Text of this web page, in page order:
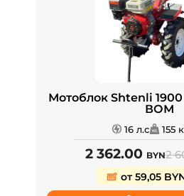
Мотоблок Shtenli 1900
ВОМ
16 л.с 155
2 362.00 BYN2
от 59,05